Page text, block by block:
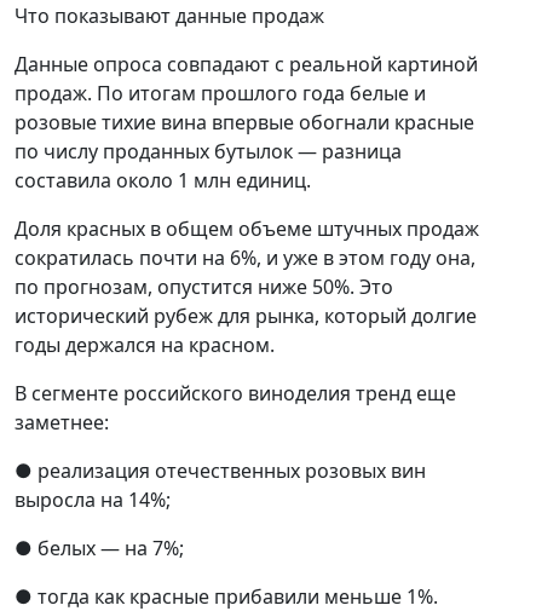
Что показывают данные продаж
Данные опроса совпадают с реальной картиной
продаж. По итогам прошлого года белые и
розовые тихие вина впервые обогнали красные
по числу проданных бутылок — разница
составила около 1 млн единиц.
Доля красных в общем объеме штучных продаж
сократилась почти на 6%, и уже в этом году она,
по прогнозам, опустится ниже 50%. Это
исторический рубеж для рынка, который долгие
годы держался на красном.
В сегменте российского виноделия тренд еще
заметнее:
● реализация отечественных розовых вин
выросла на 14%;
● белых — на 7%;
● тогда как красные прибавили меньше 1%.